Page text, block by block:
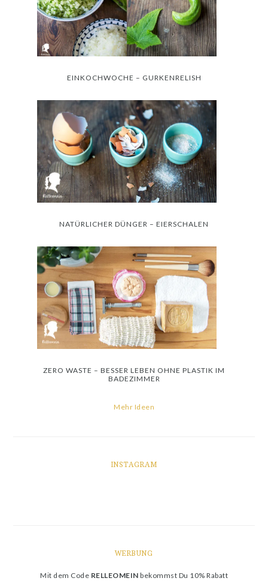
EINKOCHWOCHE – GURKENRELISH
NATÜRLICHER DÜNGER – EIERSCHALEN
ZERO WASTE – BESSER LEBEN OHNE PLASTIK IM
BADEZIMMER
Mehr Ideen
INSTAGRAM
WERBUNG
Mit dem Code RELLEOMEIN bekommst Du 10% Rabatt